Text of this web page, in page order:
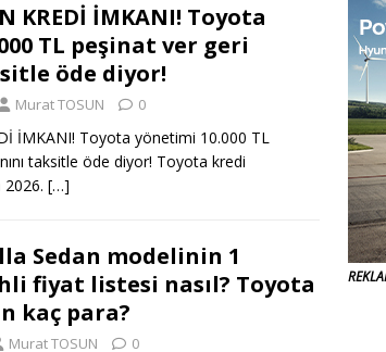
KREDİ İMKANI! Toyota
TL peşinat ver geri
öde diyor!
Murat TOSUN 0
İMKANI! Toyota yönetimi 10.000 TL
taksitle öde diyor! Toyota kredi
2026. […]
Sedan modelinin 1
fiyat listesi nasıl? Toyota
kaç para?
Murat TOSUN 0